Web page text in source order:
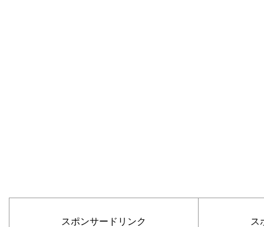
スポンサードリンク ス